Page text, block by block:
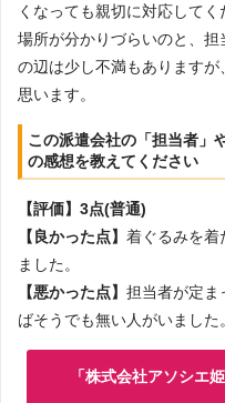
くなっても親切に対応して
場所が分かりづらいのと、
の辺は少し不満もあります
思います。
この派遣会社の「担当者」
の感想を教えてください
【評価】3点(普通)
【良かった点】 着ぐるみを着
ました。
【悪かった点】 担当者が定ま
ばそうでも無い人がいました。
「株式会社アソシエ